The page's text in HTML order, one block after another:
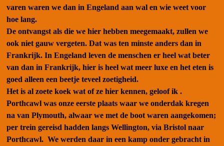
varen waren we dan in Engeland aan wal en wie weet voor
hoe lang.
De ontvangst als die we hier hebben meegemaakt, zullen we
ook niet gauw vergeten. Dat was ten minste anders dan in
Frankrijk. In Engeland leven de menschen er heel wat beter
van dan in Frankrijk, hier is heel wat meer luxe en het eten is
goed alleen een beetje teveel zoetigheid.
Het is al zoete koek wat of ze hier kennen, geloof ik .
Porthcawl was onze eerste plaats waar we onderdak kregen
na van Plymouth, alwaar we met de boot waren aangekomen;
per trein gereisd hadden langs Wellington, via Bristol naar
Porthcawl. We werden daar in een kamp onder gebracht in